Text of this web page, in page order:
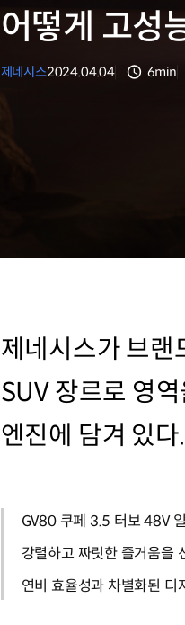
어떻게 고성
제네시스2024.04.04 6min
제네시스가 브랜
SUV 장르로 영
엔진에 담겨 있다.
GV80 쿠페 3.5 터보 48V
강렬하고 짜릿한 즐거움을
연비 효율성과 차별화된